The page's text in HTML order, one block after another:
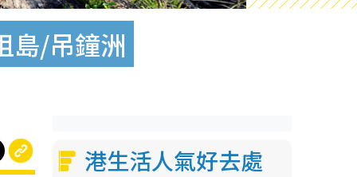
島/吊鐘洲
港生活人氣好去處